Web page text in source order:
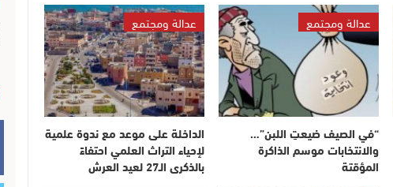
عدالة ومجتمع
“في الصيف ضيعتِ اللبن”…
والانتخابات موسم الذاكرة
المؤقتة
عدالة ومجتمع
الداخلة على موعد مع ندوة علمية
لإحياء التراث العلمي احتفاءً
بالذكرى الـ27 لعيد العرش